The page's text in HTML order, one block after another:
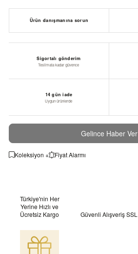
Ürün danışmanına sorun
Sigortalı gönderim
Teslimata kadar güvence
14 gün iade
Uygun ürünlerde
Gelince Haber Ver
Koleksiyon + Fiyat Alarmı
Türkiye'nin Her
Yerine Hızlı ve
Ücretsiz Kargo
Güvenli Alışveriş SSL